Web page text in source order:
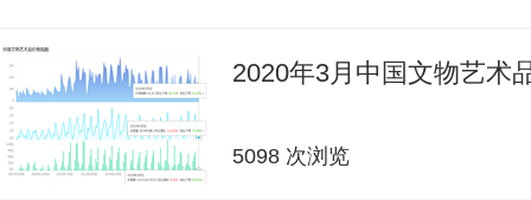
2020年3月中国文物艺术
5098 次浏览